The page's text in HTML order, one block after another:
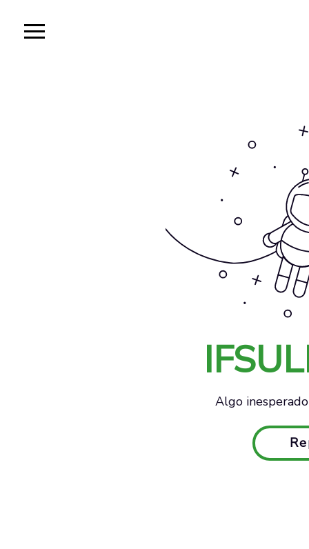
Algo